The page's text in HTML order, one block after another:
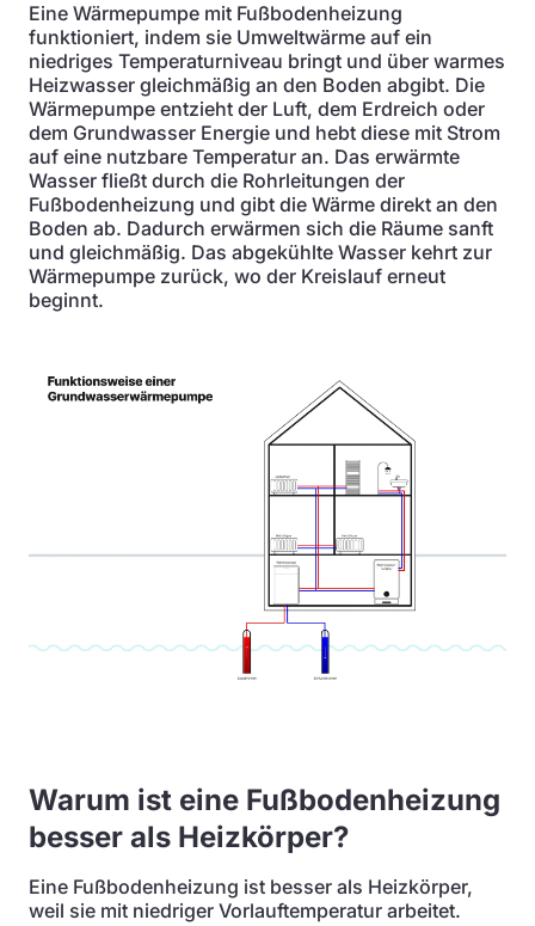
Eine Wärmepumpe mit Fußbodenheizung
funktioniert, indem sie Umweltwärme auf ein
niedriges Temperaturniveau bringt und über warmes
Heizwasser gleichmäßig an den Boden abgibt. Die
Wärmepumpe entzieht der Luft, dem Erdreich oder
dem Grundwasser Energie und hebt diese mit Strom
auf eine nutzbare Temperatur an. Das erwärmte
Wasser fließt durch die Rohrleitungen der
Fußbodenheizung und gibt die Wärme direkt an den
Boden ab. Dadurch erwärmen sich die Räume sanft
und gleichmäßig. Das abgekühlte Wasser kehrt zur
Wärmepumpe zurück, wo der Kreislauf erneut
beginnt.
Warum ist eine Fußbodenheizung
besser als Heizkörper?
Eine Fußbodenheizung ist besser als Heizkörper,
weil sie mit niedriger Vorlauftemperatur arbeitet.